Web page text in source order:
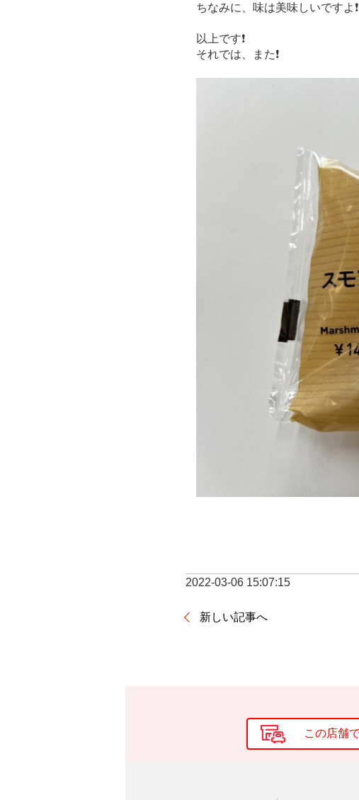
ちなみに、味は美味しいですよ❗️
以上です❗️
それでは、また❗️
2022-03-06 15:07:15
新しい記事へ